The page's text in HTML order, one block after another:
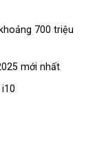
700 triệu
mới nhất